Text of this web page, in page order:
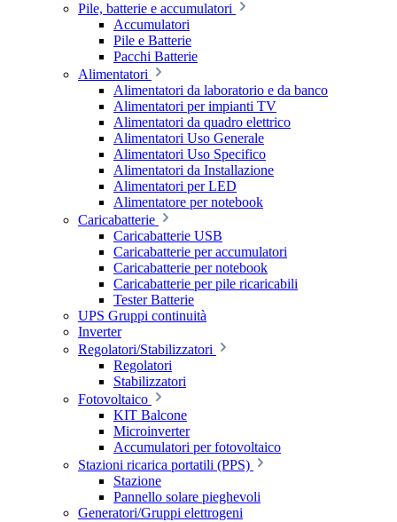
Pile, batterie e accumulatori
Accumulatori
Pile e Batterie
Pacchi Batterie
Alimentatori
Alimentatori da laboratorio e da banco
Alimentatori per impianti TV
Alimentatori da quadro elettrico
Alimentatori Uso Generale
Alimentatori Uso Specifico
Alimentatori da Installazione
Alimentatori per LED
Alimentatore per notebook
Caricabatterie
Caricabatterie USB
Caricabatterie per accumulatori
Caricabatterie per notebook
Caricabatterie per pile ricaricabili
Tester Batterie
UPS Gruppi continuità
Inverter
Regolatori/Stabilizzatori
Regolatori
Stabilizzatori
Fotovoltaico
KIT Balcone
Microinverter
Accumulatori per fotovoltaico
Stazioni ricarica portatili (PPS)
Stazione
Pannello solare pieghevoli
Generatori/Gruppi elettrogeni